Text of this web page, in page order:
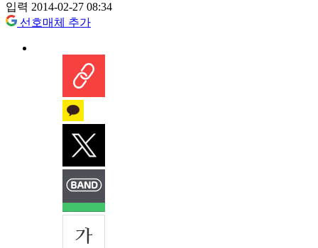
입력 2014-02-27 08:34
선호매체 추가